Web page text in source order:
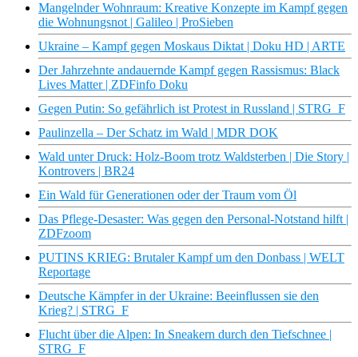
Mangelnder Wohnraum: Kreative Konzepte im Kampf gegen
die Wohnungsnot | Galileo | ProSieben
Ukraine – Kampf gegen Moskaus Diktat | Doku HD | ARTE
Der Jahrzehnte andauernde Kampf gegen Rassismus: Black
Lives Matter | ZDFinfo Doku
Gegen Putin: So gefährlich ist Protest in Russland | STRG_F
Paulinzella – Der Schatz im Wald | MDR DOK
Wald unter Druck: Holz-Boom trotz Waldsterben | Die Story |
Kontrovers | BR24
Ein Wald für Generationen oder der Traum vom Öl
Das Pflege-Desaster: Was gegen den Personal-Notstand hilft |
ZDFzoom
PUTINS KRIEG: Brutaler Kampf um den Donbass | WELT
Reportage
Deutsche Kämpfer in der Ukraine: Beeinflussen sie den
Krieg? | STRG_F
Flucht über die Alpen: In Sneakern durch den Tiefschnee |
STRG_F